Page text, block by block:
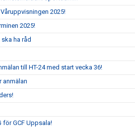
2025!
2025!
ha råd
till HT-24 med start vecka 36!
anmälan
för GCF Uppsala!